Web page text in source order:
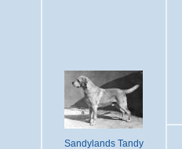
Sandylands Tandy